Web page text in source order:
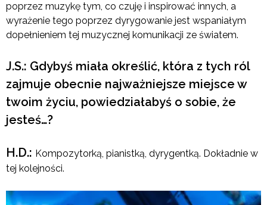
poprzez muzykę tym, co czuję i inspirować innych, a
wyrażenie tego poprzez dyrygowanie jest wspaniałym
dopełnieniem tej muzycznej komunikacji ze światem.
J.S.: Gdybyś miała określić, która z tych ról
zajmuje obecnie najważniejsze miejsce w
twoim życiu, powiedziałabyś o sobie, że
jesteś…?
H.D.: Kompozytorką, pianistką, dyrygentką. Dokładnie w
tej kolejności.